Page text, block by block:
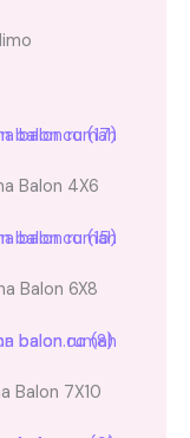
Balon 4X6
Balon 6X8
Balon 7X10